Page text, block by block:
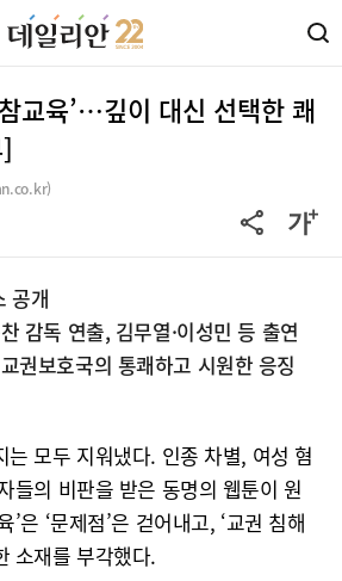
교육’…깊이 대신 선택한 쾌
공개
감독 연출, 김무열·이성민 등 출연
권보호국의 통쾌하고 시원한 응징
는 모두 지워냈다. 인종 차별, 여성 혐
들의 비판을 받은 동명의 웹툰이 원
’은 ‘문제점’은 걷어내고, ‘교권 침해
소재를 부각했다.